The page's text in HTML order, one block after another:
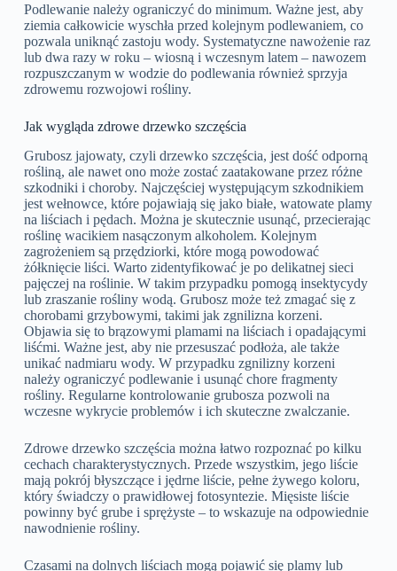
Podlewanie należy ograniczyć do minimum. Ważne jest, aby
ziemia całkowicie wyschła przed kolejnym podlewaniem, co
pozwala uniknąć zastoju wody. Systematyczne nawożenie raz
lub dwa razy w roku – wiosną i wczesnym latem – nawozem
rozpuszczanym w wodzie do podlewania również sprzyja
zdrowemu rozwojowi rośliny.
Jak wygląda zdrowe drzewko szczęścia
Grubosz jajowaty, czyli drzewko szczęścia, jest dość odporną
rośliną, ale nawet ono może zostać zaatakowane przez różne
szkodniki i choroby. Najczęściej występującym szkodnikiem
jest wełnowce, które pojawiają się jako białe, watowate plamy
na liściach i pędach. Można je skutecznie usunąć, przecierając
roślinę wacikiem nasączonym alkoholem. Kolejnym
zagrożeniem są przędziorki, które mogą powodować
żółknięcie liści. Warto zidentyfikować je po delikatnej sieci
pajęczej na roślinie. W takim przypadku pomogą insektycydy
lub zraszanie rośliny wodą. Grubosz może też zmagać się z
chorobami grzybowymi, takimi jak zgnilizna korzeni.
Objawia się to brązowymi plamami na liściach i opadającymi
liśćmi. Ważne jest, aby nie przesuszać podłoża, ale także
unikać nadmiaru wody. W przypadku zgnilizny korzeni
należy ograniczyć podlewanie i usunąć chore fragmenty
rośliny. Regularne kontrolowanie grubosza pozwoli na
wczesne wykrycie problemów i ich skuteczne zwalczanie.
Zdrowe drzewko szczęścia można łatwo rozpoznać po kilku
cechach charakterystycznych. Przede wszystkim, jego liście
mają pokrój błyszczące i jędrne liście, pełne żywego koloru,
który świadczy o prawidłowej fotosyntezie. Mięsiste liście
powinny być grube i sprężyste – to wskazuje na odpowiednie
nawodnienie rośliny.
Czasami na dolnych liściach mogą pojawić się plamy lub